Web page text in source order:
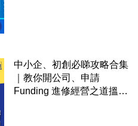
中小企、初創必睇攻略合集
｜教你開公司、申請
Funding 進修經營之道搵大